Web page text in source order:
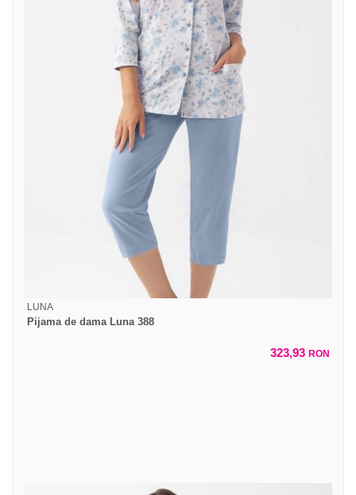
LUNA
Pijama de dama Luna 388
323,93 RON